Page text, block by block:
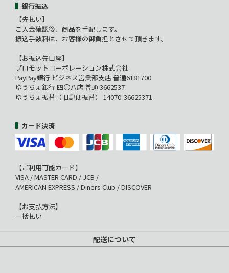
銀行振込
【先払い】
ご入金確認後、商品を手配します。
振込手数料は、お客様の御負担とさせて頂きます。
【お振込先口座】
プロモットコーポレーション株式会社
PayPay銀行 ビジネス営業部支店 普通6181700
ゆうちょ銀行 四〇八店 普通 3662537
ゆうちょ振替（旧郵便振替） 14070-36625371
カード決済
【ご利用可能カード】
VISA / MASTER CARD / JCB /
AMERICAN EXPRESS / Diners Club / DISCOVER
【お支払方法】
一括払い
配送について